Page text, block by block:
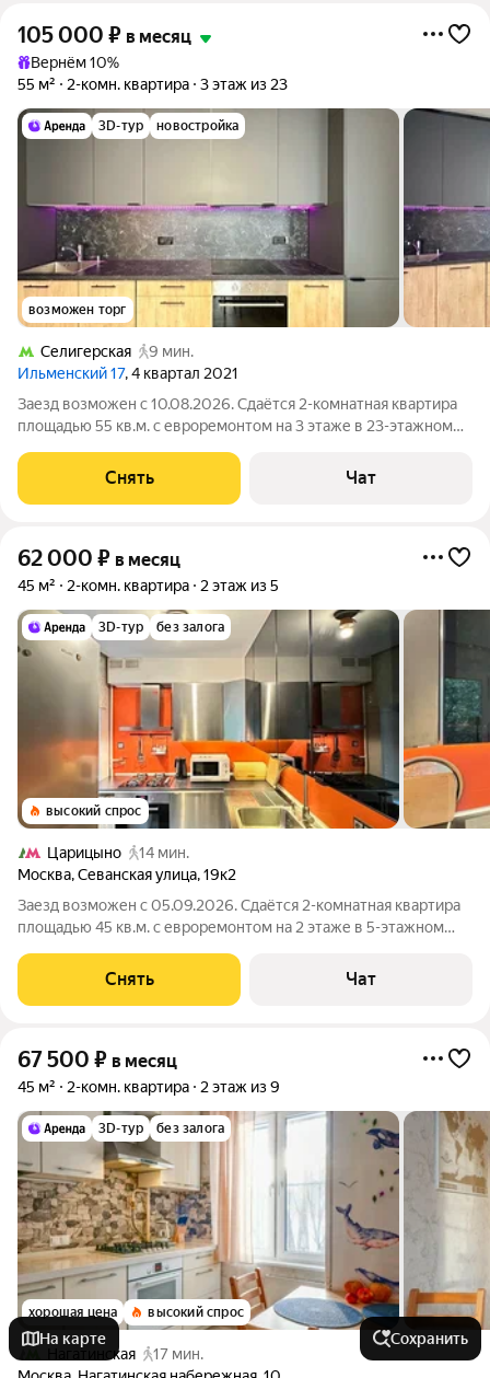
105 000 ₽ в месяц
Вернём 10%
55 м²
2-комн. квартира 3 этаж из 23
3D-тур новостройка
возможен торг
Селигерская
9 мин.
Ильменский 17, 4 квартал 2021
Заезд возможен с 10.08.2026. Сдаётся 2-комнатная квартира
площадью 55 кв.м. с евроремонтом на 3 этаже в 23-этажном
Духовой шкаф Стиральная машина Холодильник
Посудомоечная машина
Снять Чат
62 000 ₽ в месяц
45 м² 2-комн. квартира 2 этаж из 5
3D-тур без залога
высокий спрос
Царицыно
14 мин.
Москва,Севанская улица,19к2
Заезд возможен с 05.09.2026. Сдаётся 2-комнатная квартира
площадью 45 кв.м. с евроремонтом на 2 этаже в 5-этажном
Духовой шкаф Стиральная машина Холодильник
Посудомоечная машина Бойлер
Снять Чат
67 500 ₽ в месяц
45 м² 2-комн. квартира 2 этаж из 9
3D-тур без залога
хорошая цена высокий спрос
Нагатинская
17 мин.
На карте Сохранить